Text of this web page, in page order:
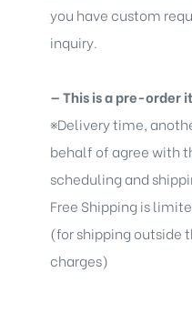
you have custom
inquiry.
— This is a pre-order
※Delivery time,
behalf of agree with
scheduling and
Free Shipping is
(for shipping outside
charges)